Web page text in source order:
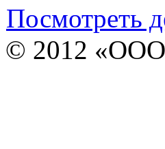
Посмотреть
© 2012